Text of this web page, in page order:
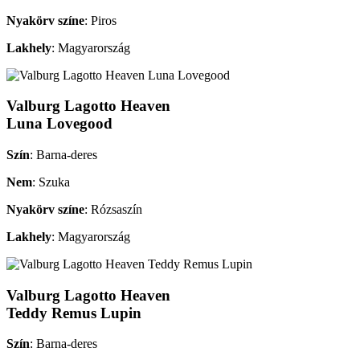
Nyakörv színe: Piros
Lakhely: Magyarország
Valburg Lagotto Heaven
Luna Lovegood
Szín: Barna-deres
Nem: Szuka
Nyakörv színe: Rózsaszín
Lakhely: Magyarország
Valburg Lagotto Heaven
Teddy Remus Lupin
Szín: Barna-deres